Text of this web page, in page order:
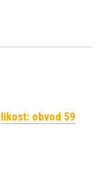
obvod 59